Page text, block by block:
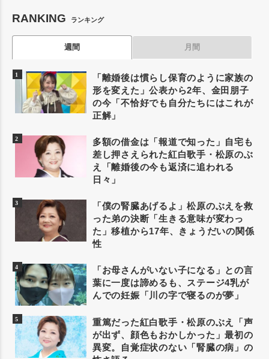
RANKING ランキング
週間 月間
「離婚後は慣らし保育のように家族の
形を変えた」公表から2年、金田朋子
の今「不恰好でも自分たちにはこれが
正解」
多額の借金は「報道で知った」自宅も
差し押さえられた紅白歌手・松原のぶ
え「離婚後の今も返済に追われる
日々」
「僕の腎臓あげるよ」松原のぶえを救
った弟の決断「生きる意味が変わっ
た」移植から17年、きょうだいの関係
性
「お母さんがいない子になる」との言
葉に一度は諦めるも、ステージ4乳が
んでの妊娠「川の字で寝るのが夢」
重篤だった紅白歌手・松原のぶえ「声
が出ず、顔色もおかしかった」最初の
異変。自覚症状のない「腎臓の病」の